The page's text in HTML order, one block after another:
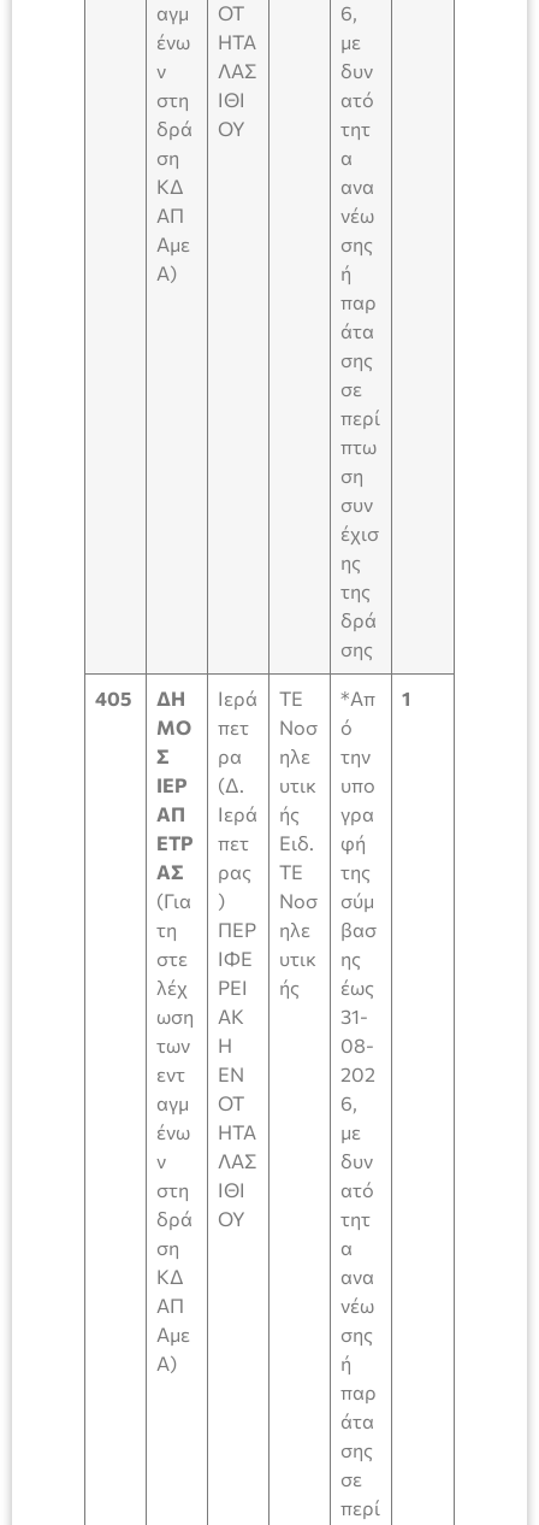
αγμ
ένω
ν
στη
δρά
ση
ΚΔ
ΑΠ
Αμε
Α)
ΟΤ
ΗΤΑ
ΛΑΣ
ΙΘΙ
ΟΥ
6,
με
δυν
ατό
τητ
α
ανα
νέω
σης
ή
παρ
άτα
σης
σε
περί
πτω
ση
συν
έχισ
ης
της
δρά
σης
405
ΔΗ
ΜΟ
Σ
ΙΕΡ
ΑΠ
ΕΤΡ
ΑΣ
(Για
τη
στε
λέχ
ωση
των
εντ
αγμ
ένω
ν
στη
δρά
ση
ΚΔ
ΑΠ
Αμε
Α)
Ιερά
πετ
ρα
(Δ.
Ιερά
πετ
ρας
)
ΠΕΡ
ΙΦΕ
ΡΕΙ
ΑΚ
Η
ΕΝ
ΟΤ
ΗΤΑ
ΛΑΣ
ΙΘΙ
ΟΥ
ΤΕ
Νοσ
ηλε
υτικ
ής
Ειδ.
ΤΕ
Νοσ
ηλε
υτικ
ής
*Απ
ό
την
υπο
γρα
φή
της
σύμ
βασ
ης
έως
31-
08-
202
6,
με
δυν
ατό
τητ
α
ανα
νέω
σης
ή
παρ
άτα
σης
σε
περί
1